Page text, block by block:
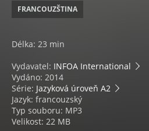
FRANCOUZŠTINA
Délka: 23 min
Vydavatel: INFOA International
Vydáno: 2014
Série: Jazyková úroveň A2
Jazyk: francouzský
Typ souboru: MP3
Velikost: 22 MB